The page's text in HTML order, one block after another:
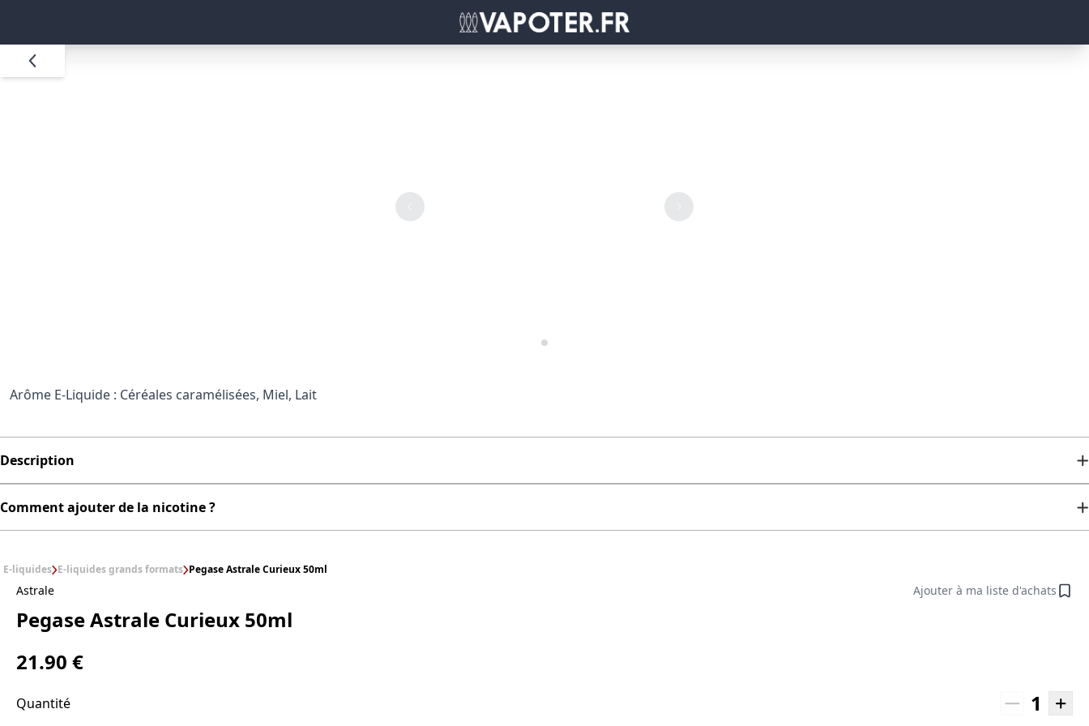
Arôme E-Liquide : Céréales caramélisées, Miel, Lait
Description
Comment ajouter de la nicotine ?
E-liquides E-liquides grands formats Pegase Astrale Curieux 50ml
Astrale Ajouter à ma liste d'achats
Pegase Astrale Curieux 50ml
21.90 €
Quantité 1